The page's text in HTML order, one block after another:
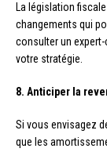
La législation
changements qui
consulter un
votre stratégie.
8. Anticiper la
Si vous envisagez
que les